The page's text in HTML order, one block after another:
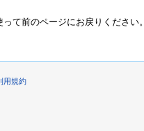
って前のページにお戻りください。
用規約